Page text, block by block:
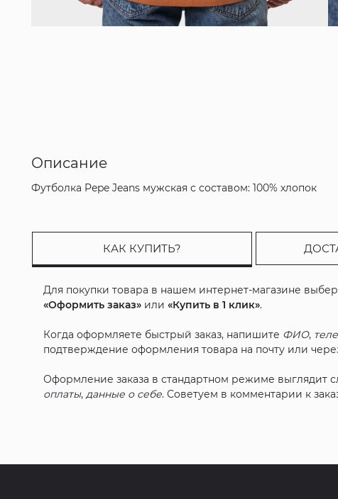
Описание
Футболка Pepe Jeans мужская с составом: 100% хлопок
КАК КУПИТЬ?
Для покупки товара в нашем интернет-магазине
«Оформить заказ» или«Купить в 1 клик».
Когда оформляете быстрый заказ, напишите ФИО,
подтверждение оформления товара на почту или
Оформление заказа в стандартном режиме выглядит
оплаты,данные о себе. Советуем в комментарии к